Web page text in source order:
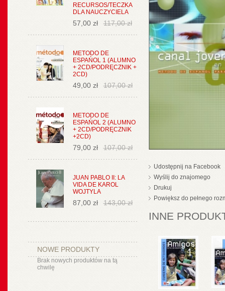
RECURSOS/TECZKA
DLA NAUCZYCIELA
57,00 zł 117,00 zł
METODO DE
ESPAŃOL 1 (ALUMNO
+ 2CD/PODRĘCZNIK +
2CD)
49,00 zł 107,00 zł
METODO DE
ESPAŃOL 2 (ALUMNO
+ 2CD/PODRĘCZNIK
+2CD)
79,00 zł 107,00 zł
JUAN PABLO II: LA
VIDA DE KAROL
WOJTYLA
87,00 zł 143,00 zł
NOWE PRODUKTY
Brak nowych produktów na tą
chwilę
Udostępnij na Facebook
Wyślij do znajomego
Drukuj
Powiększ do pełnego
INNE